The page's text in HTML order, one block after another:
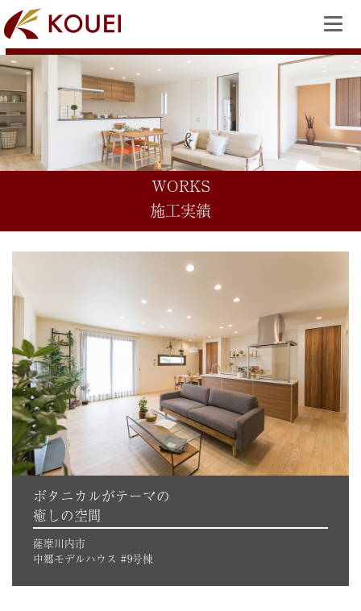
WORKS
施工実績
ボタニカルがテーマの
癒しの空間
薩摩川内市
中郷モデルハウス #9号棟